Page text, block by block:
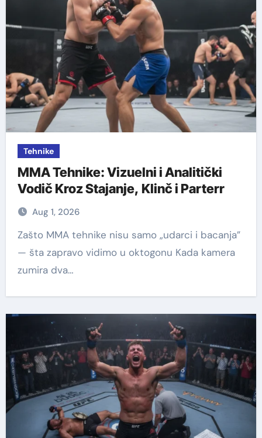
Tehnike
MMA Tehnike: Vizuelni i Analitički
Vodič Kroz Stajanje, Klinč i Parterr
Aug 1, 2026
Zašto MMA tehnike nisu samo „udarci i bacanja”
— šta zapravo vidimo u oktogonu Kada kamera
zumira dva…